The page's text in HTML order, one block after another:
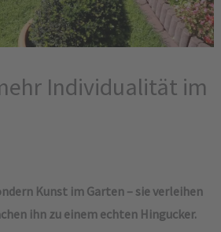
Individualität im
Kunst im Garten – sie verleihen
ihn zu einem echten Hingucker.